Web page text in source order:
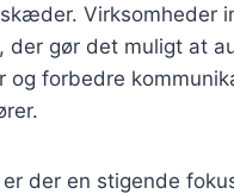
Virksomheder
der gør det muligt at
og forbedre
der en stigende